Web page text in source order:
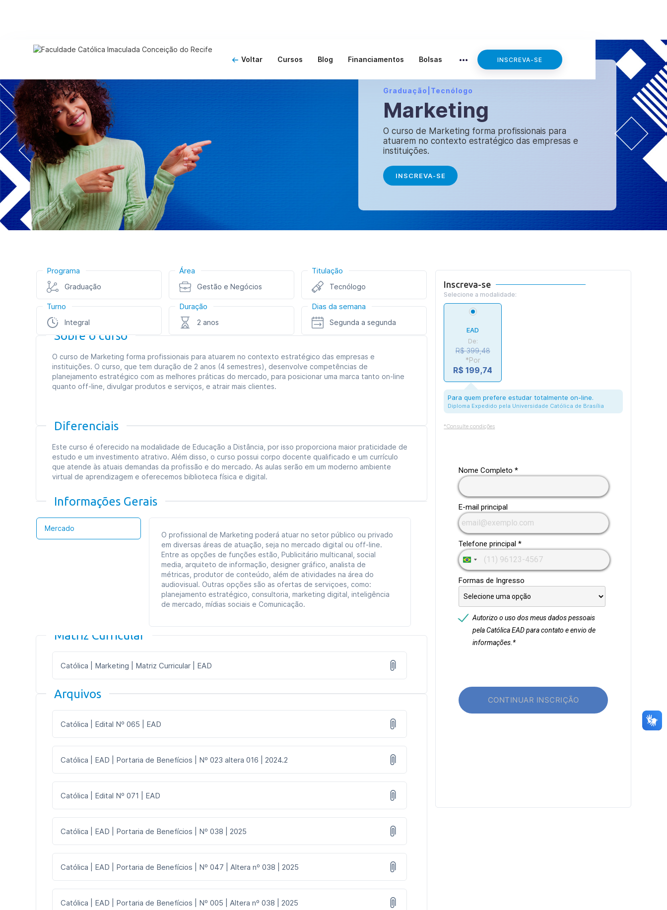
Voltar Cursos Blog Financiamentos Bolsas INSCREVA-SE
Graduação Tecnólogo
Marketing
O curso de Marketing forma profissionais para
atuarem no contexto estratégico das empresas e
instituições.
INSCREVA-SE
Programa
Graduação
Área
Gestão e Negócios
Titulação
Tecnólogo
Turno
Integral
Duração
2 anos
Dias da semana
Segunda a segunda
Sobre o curso
O curso de Marketing forma profissionais para atuarem no contexto estratégico das empresas e
instituições. O curso, que tem duração de 2 anos (4 semestres), desenvolve competências de
planejamento estratégico com as melhores práticas do mercado, para posicionar uma marca tanto on-line
quanto off-line, divulgar produtos e serviços, e atrair mais clientes.
Diferenciais
Este curso é oferecido na modalidade de Educação a Distância, por isso proporciona maior praticidade de
estudo e um investimento atrativo. Além disso, o curso possui corpo docente qualificado e um currículo
que atende às atuais demandas da profissão e do mercado. As aulas serão em um moderno ambiente
virtual de aprendizagem e oferecemos biblioteca física e digital.
Informações Gerais
Mercado
O profissional de Marketing poderá atuar no setor público ou privado
em diversas áreas de atuação, seja no mercado digital ou off-line.
Entre as opções de funções estão, Publicitário multicanal, social
media, arquiteto de informação, designer gráfico, analista de
métricas, produtor de conteúdo, além de atividades na área do
audiovisual. Outras opções são as ofertas de serviçoes, como:
planejamento estratégico, consultoria, marketing digital, inteligência
de mercado, mídias sociais e Comunicação.
Matriz Curricular
Católica | Marketing | Matriz Curricular | EAD
Arquivos
Católica | Edital Nº 065 | EAD
Católica | EAD | Portaria de Benefícios | Nº 023 altera 016 | 2024.2
Católica | Edital Nº 071 | EAD
Católica | EAD | Portaria de Benefícios | Nº 038 | 2025
Católica | EAD | Portaria de Benefícios | Nº 047 | Altera nº 038 | 2025
Católica | EAD | Portaria de Benefícios | Nº 005 | Altera nº 038 | 2025
Inscreva-se
Selecione a modalidade:
EAD
De:
R$ 399,48
*Por
R$ 199,74
Para quem prefere estudar totalmente on-line.
Diploma Expedido pela Universidade Católica de Brasília
*Consulte condições